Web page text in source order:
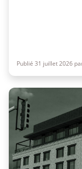
Publié 31 juillet 2026